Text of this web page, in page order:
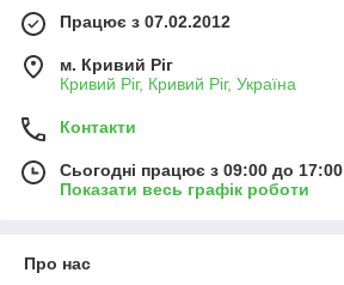
Працює з 07.02.2012
м. Кривий Ріг
Кривий Ріг, Кривий Ріг, Україна
Контакти
Сьогодні працює з 09:00 до 17:00
Показати весь графік роботи
Про нас